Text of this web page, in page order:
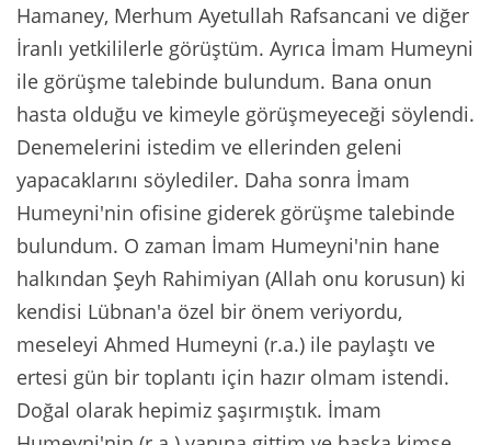
Hamaney, Merhum Ayetullah Rafsancani ve diğer
İranlı yetkililerle görüştüm. Ayrıca İmam Humeyni
ile görüşme talebinde bulundum. Bana onun
hasta olduğu ve kimeyle görüşmeyeceği söylendi.
Denemelerini istedim ve ellerinden geleni
yapacaklarını söylediler. Daha sonra İmam
Humeyni'nin ofisine giderek görüşme talebinde
bulundum. O zaman İmam Humeyni'nin hane
halkından Şeyh Rahimiyan (Allah onu korusun) ki
kendisi Lübnan'a özel bir önem veriyordu,
meseleyi Ahmed Humeyni (r.a.) ile paylaştı ve
ertesi gün bir toplantı için hazır olmam istendi.
Doğal olarak hepimiz şaşırmıştık. İmam